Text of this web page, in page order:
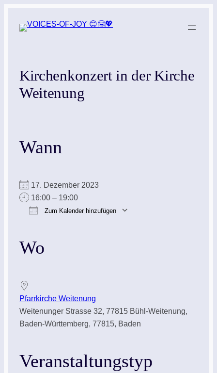
Inhalt
Kirchenkonzert in der Kirche
Weitenung
Wann
17. Dezember 2023
16:00 – 19:00
Zum Kalender hinzufügen
Wo
Pfarrkirche Weitenung
Weitenunger Strasse 32, 77815 Bühl-Weitenung,
Baden-Württemberg, 77815, Baden
Veranstaltungstyp